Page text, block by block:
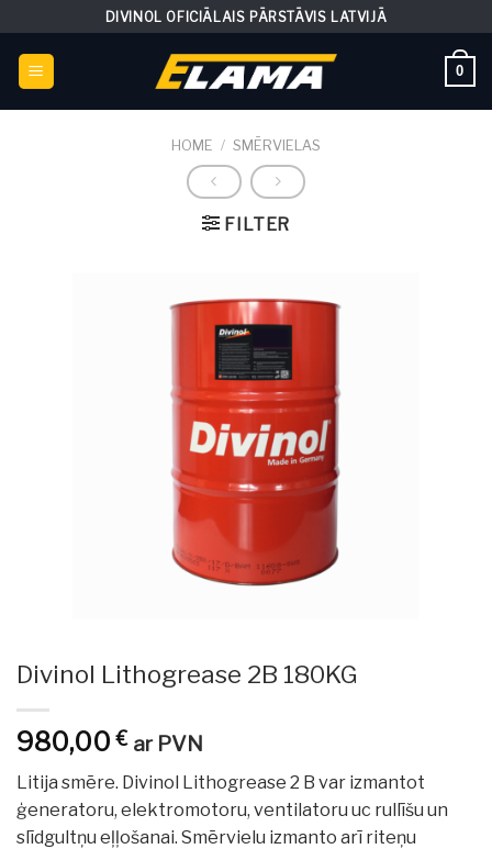
to
content
DIVINOL OFICIĀLAIS PĀRSTĀVIS LATVIJĀ
0
HOME / SMĒRVIELAS
FILTER
Divinol Lithogrease 2B 180KG
980,00€ ar PVN
Litija smēre. Divinol Lithogrease 2 B var izmantot
ģeneratoru, elektromotoru, ventilatoru uc rullīšu un
slīdgultņu eļļošanai. Smērvielu izmanto arī riteņu